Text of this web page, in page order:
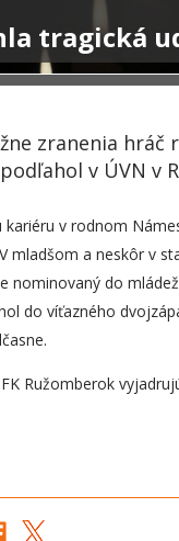
tragická
zranenia
v ÚVN v
v rodnom
mladšom a neskôr v
nominovaný do
do víťazného
Ružomberok